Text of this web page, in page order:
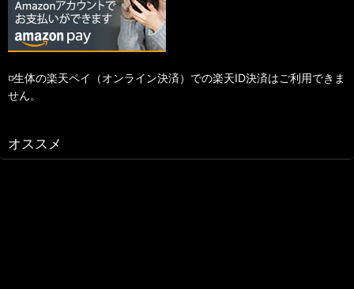
◽️生体の楽天ペイ（オンライン決済）での楽天ID決済はご利用できま
せん。
オススメ